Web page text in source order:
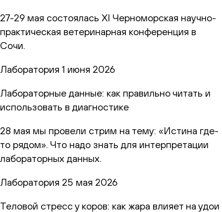
27-29 мая состоялась XI Черноморская научно-
практическая ветеринарная конференция в
Сочи.
Лаборатория 1 июня 2026
Лабораторные данные: как правильно читать и
использовать в диагностике
28 мая мы провели стрим на тему: «Истина где-
то рядом». Что надо знать для интерпретации
лабораторных данных.
Лаборатория 25 мая 2026
Теловой стресс у коров: как жара влияет на удои